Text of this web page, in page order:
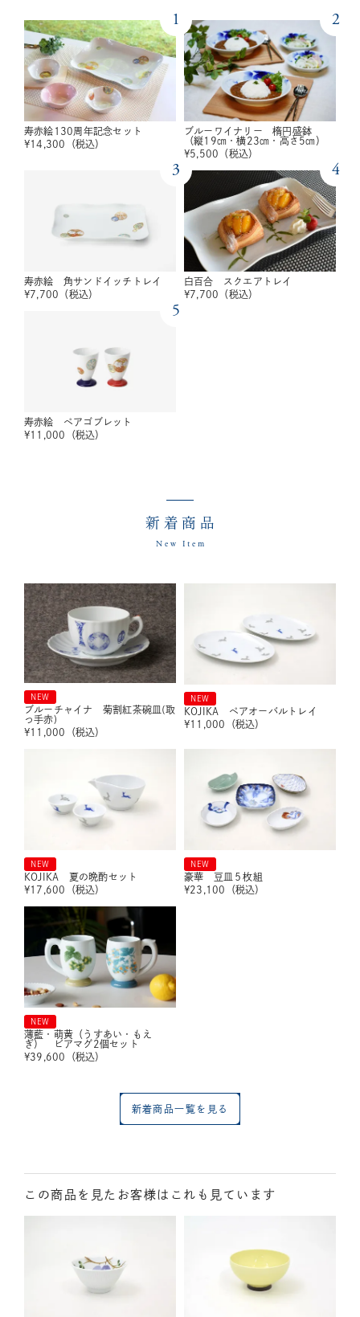
1
寿赤絵130周年記念セット
¥14,300 （税込）
2
ブルーワイナリー 楕円盛鉢
（縦19㎝・横23㎝・高さ5㎝）
¥5,500 （税込）
3
寿赤絵 角サンドイッチトレイ
¥7,700 （税込）
4
白百合 スクエアトレイ
¥7,700 （税込）
5
寿赤絵 ペアゴブレット
¥11,000 （税込）
新着商品
New Item
NEW
ブルーチャイナ 菊割紅茶碗皿(取
っ手赤)
¥11,000 （税込）
NEW
KOJIKA ペアオーバルトレイ
¥11,000 （税込）
NEW
KOJIKA 夏の晩酌セット
¥17,600 （税込）
NEW
豪華 豆皿５枚組
¥23,100 （税込）
NEW
薄藍・萌黄（うすあい・もえ
ぎ） ビアマグ2個セット
¥39,600 （税込）
新着商品一覧を見る
この商品を見たお客様はこれも見ています